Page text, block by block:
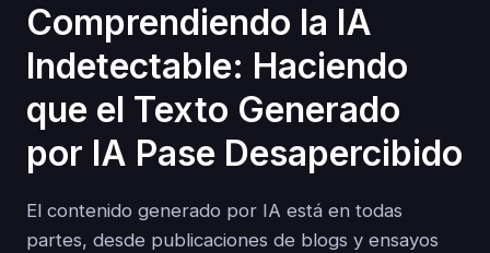
Comprendiendo la IA
Indetectable: Haciendo
que el Texto Generado
por IA Pase Desapercibido
El contenido generado por IA está en todas
partes, desde publicaciones de blogs y ensayos